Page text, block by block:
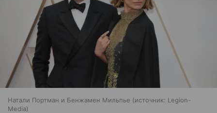
Натали Портман и Бенжамен Мильпье источник: Legion-
Media